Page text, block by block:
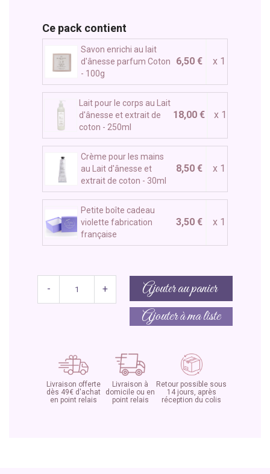
Ce pack contient
Savon enrichi au lait
d'ânesse parfum Coton
- 100g
6,50 € x 1
Lait pour le corps au Lait
d'ânesse et extrait de
coton - 250ml
18,00 € x 1
Crème pour les mains
au Lait d'ânesse et
extrait de coton - 30ml
8,50 € x 1
Petite boîte cadeau
violette fabrication
française
3,50 € x 1
- + Ajouter au panier
Ajouter à ma liste
Livraison offerte
dès 49€ d'achat
en point relais
Livraison à
domicile ou en
point relais
Retour possible sous
14 jours, après
réception du colis